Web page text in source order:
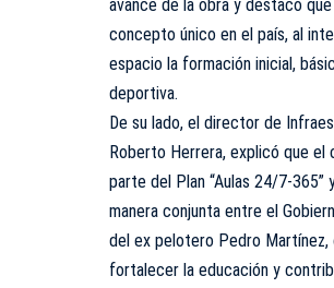
avance de la obra y destacó
concepto único en el país, al
espacio la formación inicial,
deportiva.
De su lado, el director de
Roberto Herrera, explicó que el
parte del Plan “Aulas 24/7-365”
manera conjunta entre el
del ex pelotero Pedro
fortalecer la educación y